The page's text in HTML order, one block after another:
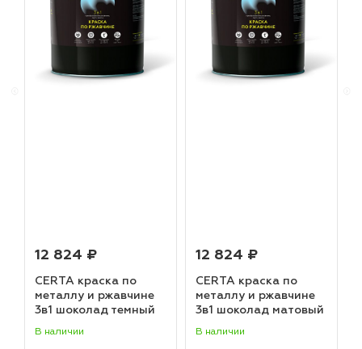
12 824 ₽
CERTA краска по
металлу и ржавчине
3в1 шоколад темный
(20,0кг)
В наличии
12 824 ₽
CERTA краска по
металлу и ржавчине
3в1 шоколад матовый
В наличии